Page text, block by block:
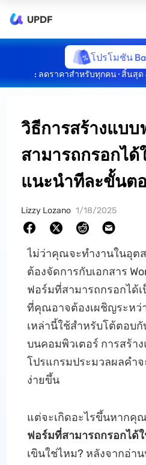
UPDF
โปรโมชัน
: ลดราคาสำหรับทุกคน · สิ้นสุด
วิธีการสร้างแบ
สามารถกรอกได้
แนะนำทีละขั้นต
Lizzy Lozano 1/18/2025
ไม่ว่าคุณจะทำงานในอุต
ต้องจัดการกับเอกสาร
ฟอร์มที่สามารถกรอกได้
ที่คุณอาจต้องเผชิญระหว่
เหล่านี้ใช้สำหรับโต้ตอบ
บนคอมพิวเตอร์ การสร้า
โปรแกรมประมวลผลคำ
ง่ายขึ้น
แต่จะเกิดอะไรขึ้นหากคุ
ฟอร์มที่สามารถกรอกได้
เขินใช่ไหม? หลังจากอ่